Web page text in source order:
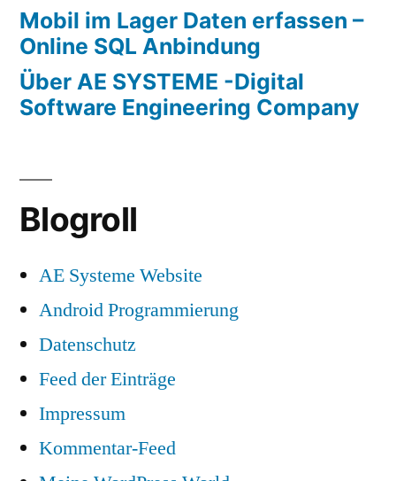
Mobil im Lager Daten erfassen –
Online SQL Anbindung
Über AE SYSTEME -Digital
Software Engineering Company
Blogroll
AE Systeme Website
Android Programmierung
Datenschutz
Feed der Einträge
Impressum
Kommentar-Feed